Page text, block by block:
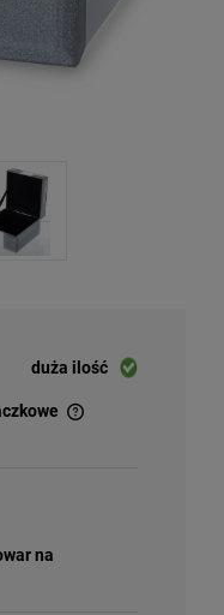
duża ilość
płatności
na